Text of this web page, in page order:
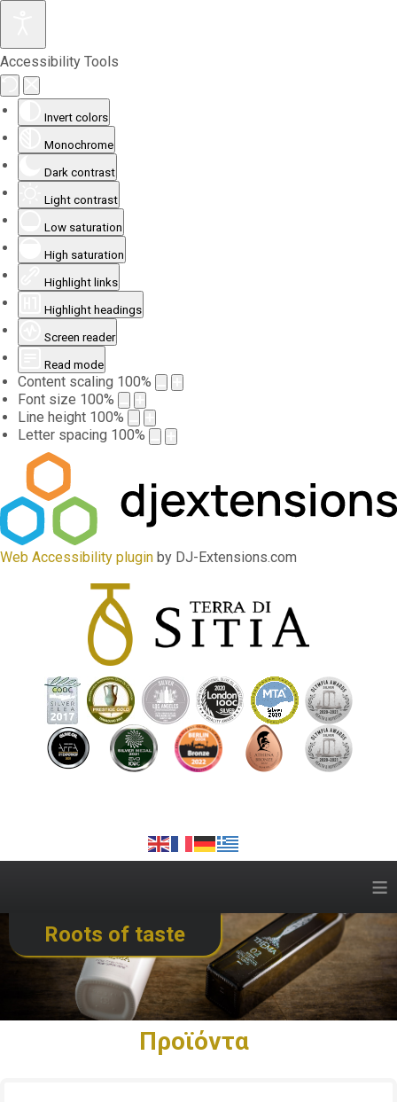
Accessibility Tools
Invert colors
Monochrome
Dark contrast
Light contrast
Low saturation
High saturation
Highlight links
Highlight headings
Screen reader
Read mode
Content scaling 100%
Font size 100%
Line height 100%
Letter spacing 100%
Web Accessibility plugin by DJ-Extensions.com
≡
Roots of taste
Προϊόντα